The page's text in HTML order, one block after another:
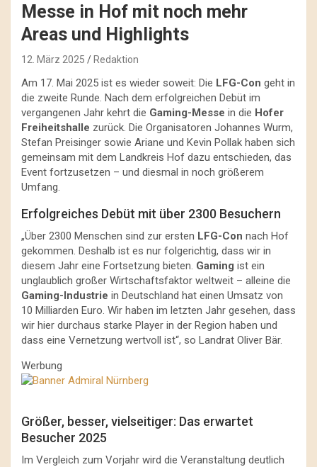
Messe in Hof mit noch mehr
Areas und Highlights
12. März 2025 Redaktion
Am 17. Mai 2025 ist es wieder soweit: Die LFG-Con geht in
die zweite Runde. Nach dem erfolgreichen Debüt im
vergangenen Jahr kehrt die Gaming-Messe in die Hofer
Freiheitshalle zurück. Die Organisatoren Johannes Wurm,
Stefan Preisinger sowie Ariane und Kevin Pollak haben sich
gemeinsam mit dem Landkreis Hof dazu entschieden, das
Event fortzusetzen – und diesmal in noch größerem
Umfang.
Erfolgreiches Debüt mit über 2300 Besuchern
„Über 2300 Menschen sind zur ersten LFG-Con nach Hof
gekommen. Deshalb ist es nur folgerichtig, dass wir in
diesem Jahr eine Fortsetzung bieten. Gaming ist ein
unglaublich großer Wirtschaftsfaktor weltweit – alleine die
Gaming-Industrie in Deutschland hat einen Umsatz von
10 Milliarden Euro. Wir haben im letzten Jahr gesehen, dass
wir hier durchaus starke Player in der Region haben und
dass eine Vernetzung wertvoll ist“, so Landrat Oliver Bär.
Werbung
Größer, besser, vielseitiger: Das erwartet
Besucher 2025
Im Vergleich zum Vorjahr wird die Veranstaltung deutlich